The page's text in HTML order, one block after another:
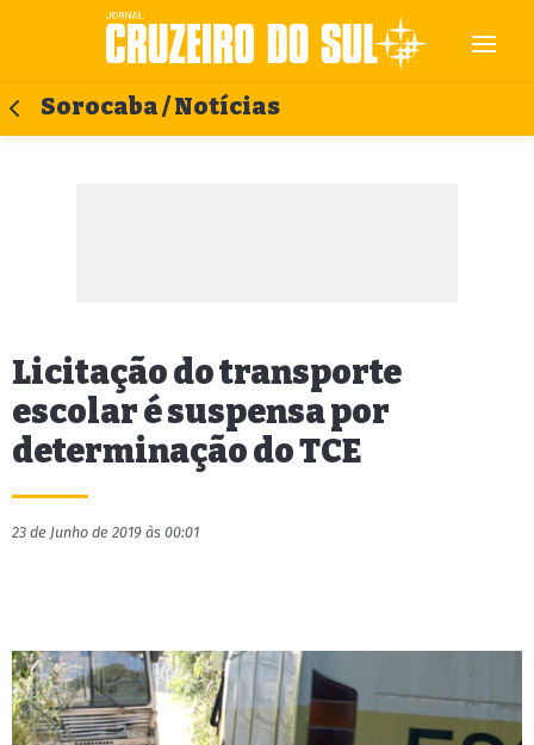
Sorocaba / Notícias
Licitação do transporte
escolar é suspensa por
determinação do TCE
23 de Junho de 2019 às 00:01